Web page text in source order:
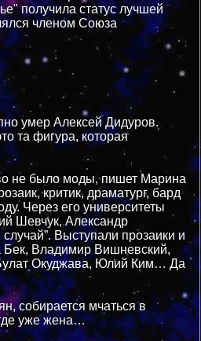
получила статус лучшей
членом Союза
умер Алексей Дидуров.
та фигура, которая
не было моды, пишет Марина
критик, драматург, бард
Через его университеты
Шевчук, Александр
Выступали прозаики и
Владимир Вишневский,
Окуджава, Юлий Ким… Да
собирается мчаться в
уже жена…